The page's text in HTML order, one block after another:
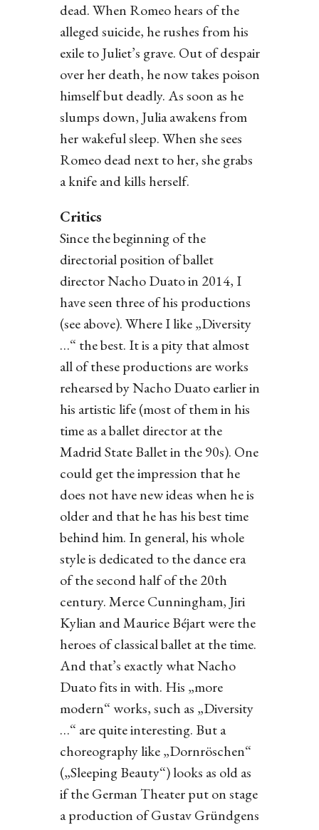
dead. When Romeo hears of the
alleged suicide, he rushes from his
exile to Juliet’s grave. Out of despair
over her death, he now takes poison
himself but deadly. As soon as he
slumps down, Julia awakens from
her wakeful sleep. When she sees
Romeo dead next to her, she grabs
a knife and kills herself.
Critics
Since the beginning of the
directorial position of ballet
director Nacho Duato in 2014, I
have seen three of his productions
(see above). Where I like „Diversity
…“ the best. It is a pity that almost
all of these productions are works
rehearsed by Nacho Duato earlier in
his artistic life (most of them in his
time as a ballet director at the
Madrid State Ballet in the 90s). One
could get the impression that he
does not have new ideas when he is
older and that he has his best time
behind him. In general, his whole
style is dedicated to the dance era
of the second half of the 20th
century. Merce Cunningham, Jiri
Kylian and Maurice Béjart were the
heroes of classical ballet at the time.
And that’s exactly what Nacho
Duato fits in with. His „more
modern“ works, such as „Diversity
…“ are quite interesting. But a
choreography like „Dornröschen“
(„Sleeping Beauty“) looks as old as
if the German Theater put on stage
a production of Gustav Gründgens